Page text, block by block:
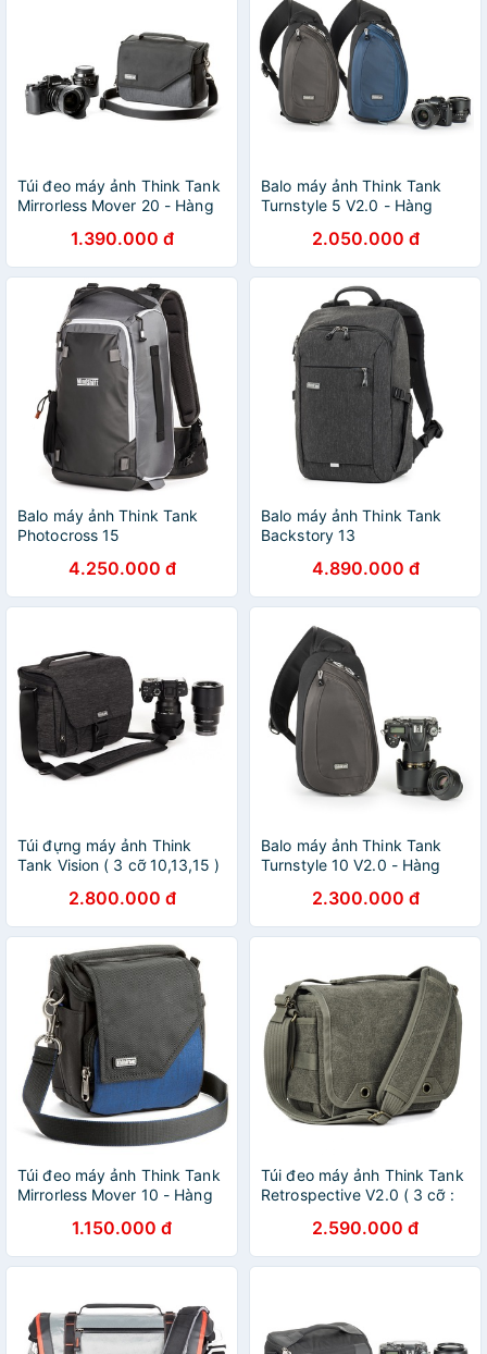
Túi đeo máy ảnh Think Tank
Mirrorless Mover 20 - Hàng
1.390.000 đ
Balo máy ảnh Think Tank
Turnstyle 5 V2.0 - Hàng
2.050.000 đ
Balo máy ảnh Think Tank
Photocross 15
4.250.000 đ
Balo máy ảnh Think Tank
Backstory 13
4.890.000 đ
Túi đựng máy ảnh Think
Tank Vision ( 3 cỡ 10,13,15 )
2.800.000 đ
Balo máy ảnh Think Tank
Turnstyle 10 V2.0 - Hàng
2.300.000 đ
Túi đeo máy ảnh Think Tank
Mirrorless Mover 10 - Hàng
1.150.000 đ
Túi đeo máy ảnh Think Tank
Retrospective V2.0 ( 3 cỡ :
2.590.000 đ